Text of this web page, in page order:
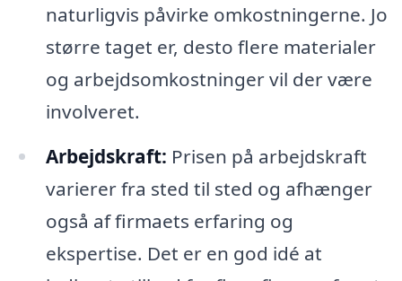
naturligvis påvirke omkostningerne. Jo
større taget er, desto flere materialer
og arbejdsomkostninger vil der være
involveret.
Arbejdskraft: Prisen på arbejdskraft
varierer fra sted til sted og afhænger
også af firmaets erfaring og
ekspertise. Det er en god idé at